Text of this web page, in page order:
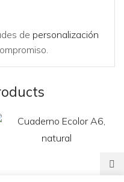
de personalización